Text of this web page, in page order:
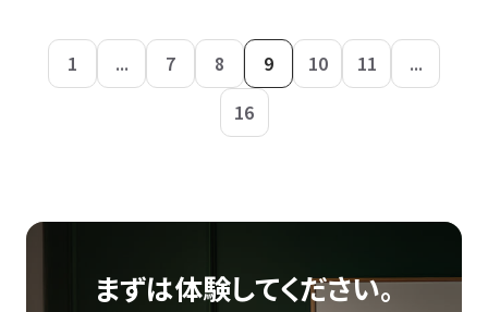
1 ... 7 8 9 10 11
...
16
まずは体験してください。